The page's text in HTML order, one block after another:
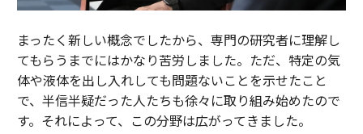
まったく新しい概念でしたから、専門の研究者に理解し
てもらうまでにはかなり苦労しました。ただ、特定の気
体や液体を出し入れしても問題ないことを示せたこと
で、半信半疑だった人たちも徐々に取り組み始めたので
す。それによって、この分野は広がってきました。